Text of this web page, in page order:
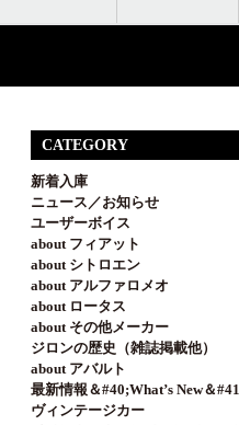
CATEGORY
新着入庫
ニュース／お知らせ
ユーザーボイス
about フィアット
about シトロエン
about アルファロメオ
about ロータス
about その他メーカー
ジロンの歴史（雑誌掲載他）
about アバルト
最新情報＆#40;What’s New＆
ヴィンテージカー